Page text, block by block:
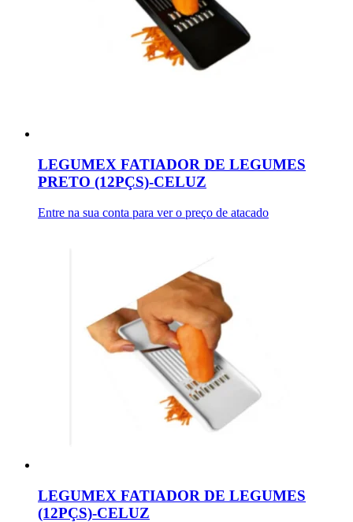
LEGUMEX FATIADOR DE LEGUMES
PRETO (12PÇS)-CELUZ
Entre na sua conta para ver o preço de atacado
LEGUMEX FATIADOR DE LEGUMES
(12PÇS)-CELUZ